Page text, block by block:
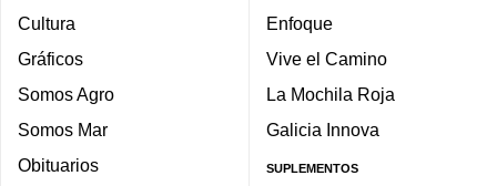
Cultura
Gráficos
Somos Agro
Somos Mar
Obituarios
Enfoque
Vive el Camino
La Mochila Roja
Galicia Innova
SUPLEMENTOS